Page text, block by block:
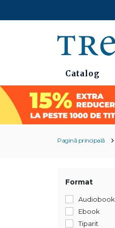
Catalog
Pagină principală
Format
Audiobook
Ebook
Tiparit